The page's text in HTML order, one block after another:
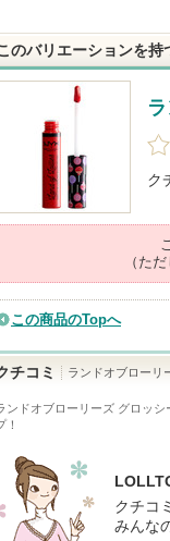
のバリエーションを持
ク
（た
この商品のTopへ
チコミ ランドオブローリ
ンドオブローリーズ グロッ
！
クチコ
みんな